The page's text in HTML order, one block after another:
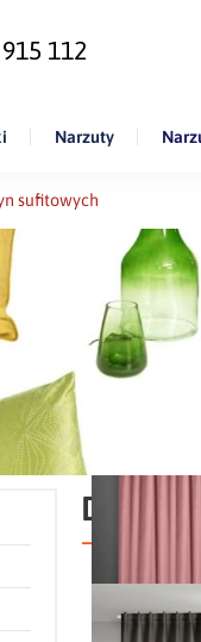
112
Narzuty
sufitowych
Do